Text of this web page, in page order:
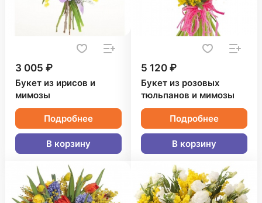
3 005 ₽
Букет из ирисов и
мимозы
Подробнее
В корзину
5 120 ₽
Букет из розовых
тюльпанов и мимозы
Подробнее
В корзину